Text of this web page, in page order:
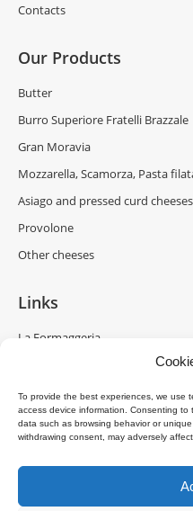
To provide the best experiences, we use
access device information. Consenting
data such as browsing behavior or
withdrawing consent, may adversely
Contacts
Our Products
Butter
Burro Superiore Fratelli Brazzale
Gran Moravia
Mozzarella, Scamorza, Pasta
Asiago and pressed curd cheeses
Provolone
Other cheeses
Links
La Formaggeria
Gran Moravia
Brazzale Shanghai